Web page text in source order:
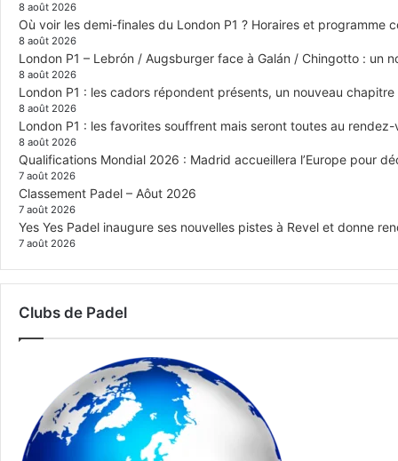
8 août 2026
Où voir les demi-finales du London P1 ? Horaires et programme
8 août 2026
London P1 – Lebrón / Augsburger face à Galán / Chingotto : un
8 août 2026
London P1 : les cadors répondent présents, un nouveau
8 août 2026
London P1 : les favorites souffrent mais seront toutes au
8 août 2026
Qualifications Mondial 2026 : Madrid accueillera l’Europe pour
7 août 2026
Classement Padel – Aôut 2026
7 août 2026
Yes Yes Padel inaugure ses nouvelles pistes à Revel et donne
7 août 2026
Clubs de Padel